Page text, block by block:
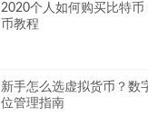
2020个人如何购买比特币
币教程
新手怎么选虚拟货币？数
位管理指南